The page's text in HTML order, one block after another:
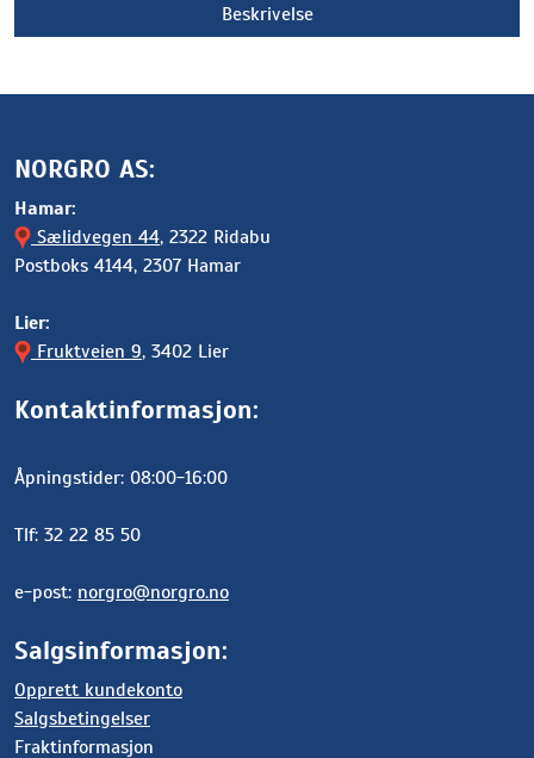
Beskrivelse
NORGRO AS:
Hamar:
Sælidvegen 44, 2322 Ridabu
Postboks 4144, 2307 Hamar
Lier:
Fruktveien 9, 3402 Lier
Kontaktinformasjon:
Åpningstider: 08:00-16:00
Tlf: 32 22 85 50
e-post: norgro@norgro.no
Salgsinformasjon:
Opprett kundekonto
Salgsbetingelser
Fraktinformasjon